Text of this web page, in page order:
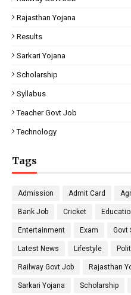
Rajasthan Yojana
Results
Sarkari Yojana
Scholarship
Syllabus
Teacher Govt Job
Technology
Tags
Admission Admit Card
Bank Job Cricket
Entertainment Exam Govt
Latest News Lifestyle
Railway Govt Job Rajasthan
Sarkari Yojana Scholarship